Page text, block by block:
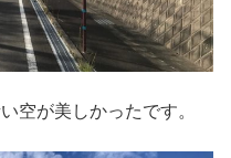
空が美しかったです。